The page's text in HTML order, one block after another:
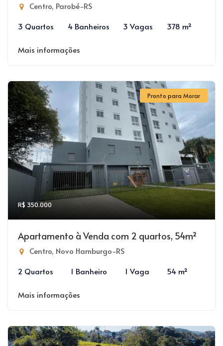
Centro, Parobé-RS
3 Quartos
4 Banheiros 3 Vagas 378 m²
Mais informações
Pronto para Morar
R$ 350.000
Apartamento à Venda com 2 quartos, 54m²
Centro, Novo Hamburgo-RS
2 Quartos
1 Banheiro 1 Vaga 54 m²
Mais informações